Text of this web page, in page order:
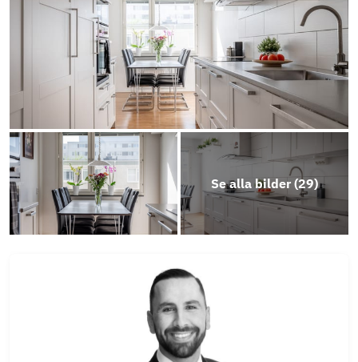
Se alla bilder (29)